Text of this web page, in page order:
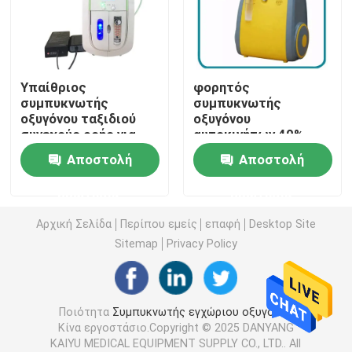
συμπυκνωτής οξυγόνου ταξιδιού
υψηλός συμπυκνωτής οξυγόνου ροής
Φορητές Nebulizer μηχανές
Όργανο ελέγχου κορεσμού εγχώριου οξυγόνου
Οικιακό ψηφιακό θερμόμετρο
Όργανο ελέγχου οικιακής πίεσης του αίματος
Υπαίθριος
συμπυκνωτής
οξυγόνου ταξιδιού
συνεχούς ροής για
τους σπουδαστές
Αποστολή
φορητός
συμπυκνωτής
οξυγόνου
αυτοκινήτων 40%
5lpm, βούλωμα στο
φορητό συμπυκνωτή
οξυγόνου 12 βολτ
Αποστολή
Αρχική Σελίδα Περίπου εμείς επαφή
Desktop Site
Sitemap
Privacy Policy
Ποιότητα Συμπυκνωτής εγχώριου οξυγόνου
Κίνα εργοστάσιο.Copyright © 2025 DANYANG
KAIYU MEDICAL EQUIPMENT SUPPLY CO., LTD.. All